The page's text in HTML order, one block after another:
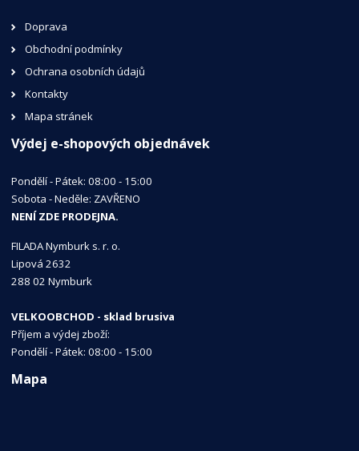
Doprava
Obchodní podmínky
Ochrana osobních údajů
Kontakty
Mapa stránek
Výdej e-shopových objednávek
Pondělí - Pátek: 08:00 - 15:00
Sobota - Neděle: ZAVŘENO
NENÍ ZDE PRODEJNA.
FILADA Nymburk s. r. o.
Lipová 2632
288 02 Nymburk
VELKOOBCHOD - sklad brusiva
Příjem a výdej zboží:
Pondělí - Pátek: 08:00 - 15:00
Mapa